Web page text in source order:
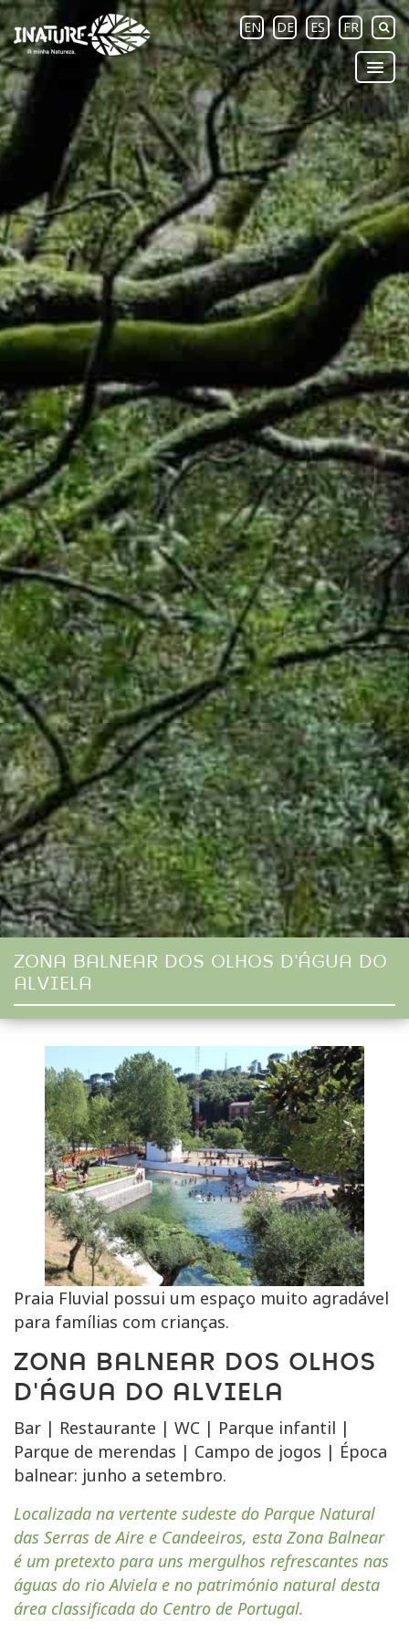
EN DE ES FR
ZONA BALNEAR DOS OLHOS D'ÁGUA DO
ALVIELA
Praia Fluvial possui um espaço muito agradável
para famílias com crianças.
ZONA BALNEAR DOS OLHOS
D'ÁGUA DO ALVIELA
Bar | Restaurante | WC | Parque infantil |
Parque de merendas | Campo de jogos | Época
balnear: junho a setembro.
Localizada na vertente sudeste do Parque Natural
das Serras de Aire e Candeeiros, esta Zona Balnear
é um pretexto para uns mergulhos refrescantes nas
águas do rio Alviela e no património natural desta
área classificada do Centro de Portugal.